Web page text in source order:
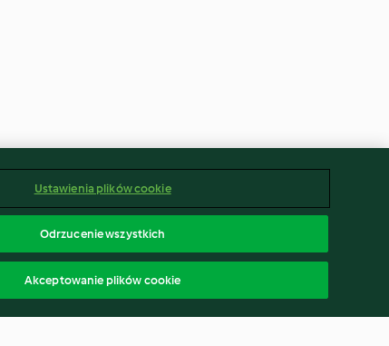
Ustawienia plików cookie
Odrzucenie wszystkich
Akceptowanie plików cookie